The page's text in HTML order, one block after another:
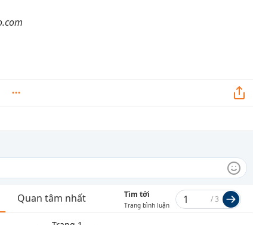
Quan tâm nhất Tìm tới
Trang bình luận
/3